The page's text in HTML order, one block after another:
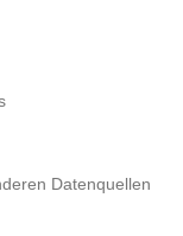
Datenquellen